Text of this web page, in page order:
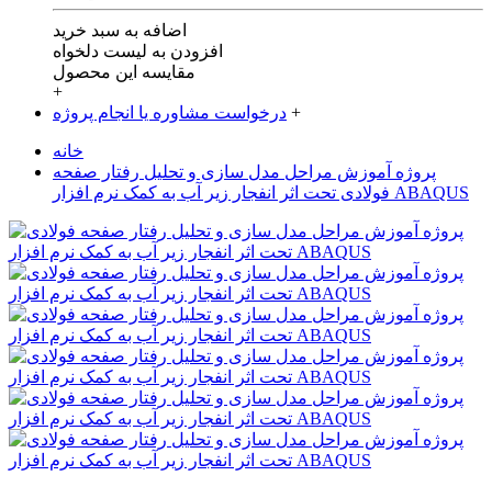
اضافه به سبد خرید
افزودن به لیست دلخواه
مقایسه این محصول
+
درخواست مشاوره یا انجام پروژه +
خانه
پروژه آموزش مراحل مدل سازی و تحلیل رفتار صفحه
فولادی تحت اثر انفجار زیر آب به کمک نرم افزار ABAQUS